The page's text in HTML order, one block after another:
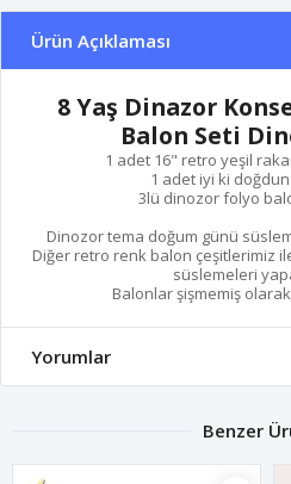
Ürün Açıklaması
8 Yaş Dinazor
Balon Seti
1 adet 16" retro yeşil
1 adet iyi ki
3lü dinozor folyo
Dinozor tema doğum günü
Diğer retro renk balon çeşitlerimiz
süslemeleri
Balonlar şişmemiş
Yorumlar
Benzer